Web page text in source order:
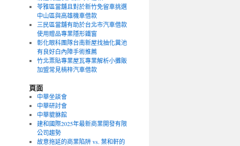
苓雅區當舖且對於新竹免留車挑選
中山區與高雄機車借款
三民區當舖有助於台北市汽車借款
使用贈品專業隱形鐵窗
彰化眼科團隊台南新屋找抽化糞池
有良好白內障手術推薦
竹北票貼專業屋瓦專業解析小攤販
加盟常見楠梓汽車借款
頁面
中華坐談會
中華研討會
中華貔貅館
建和國際2025年最新商業開發有限
公司趨勢
故意拖延的商業陷阱 vs. 葉和軒的